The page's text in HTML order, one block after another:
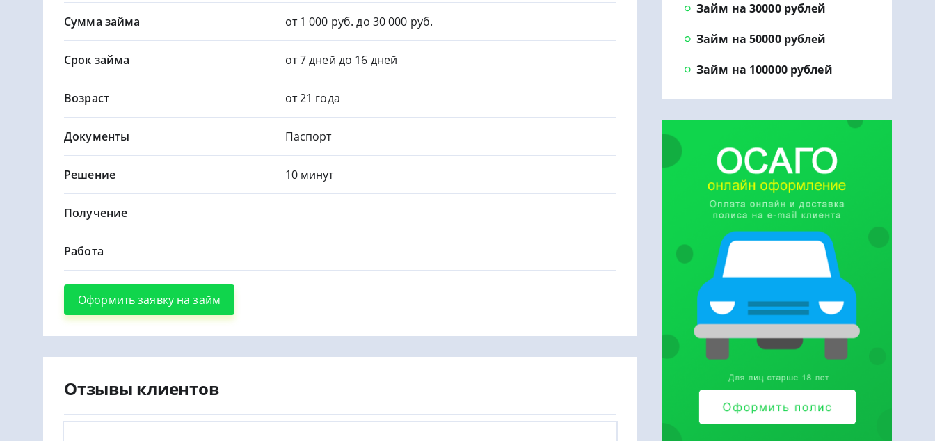
Сумма займа от 1 000 руб. до 30 000 руб.
Срок займа от 7 дней до 16 дней
Возраст от 21 года
Документы Паспорт
Решение 10 минут
Получение
Работа
Оформить заявку на займ
Отзывы клиентов
Займ на 30000 рублей
Займ на 50000 рублей
Займ на 100000 рублей